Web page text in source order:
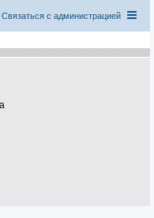
Связаться с администрацией